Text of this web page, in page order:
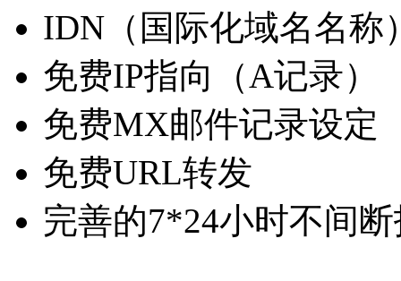
IDN（国际化域名名称
免费IP指向（A记录）
免费MX邮件记录设定
免费URL转发
完善的7*24小时不间